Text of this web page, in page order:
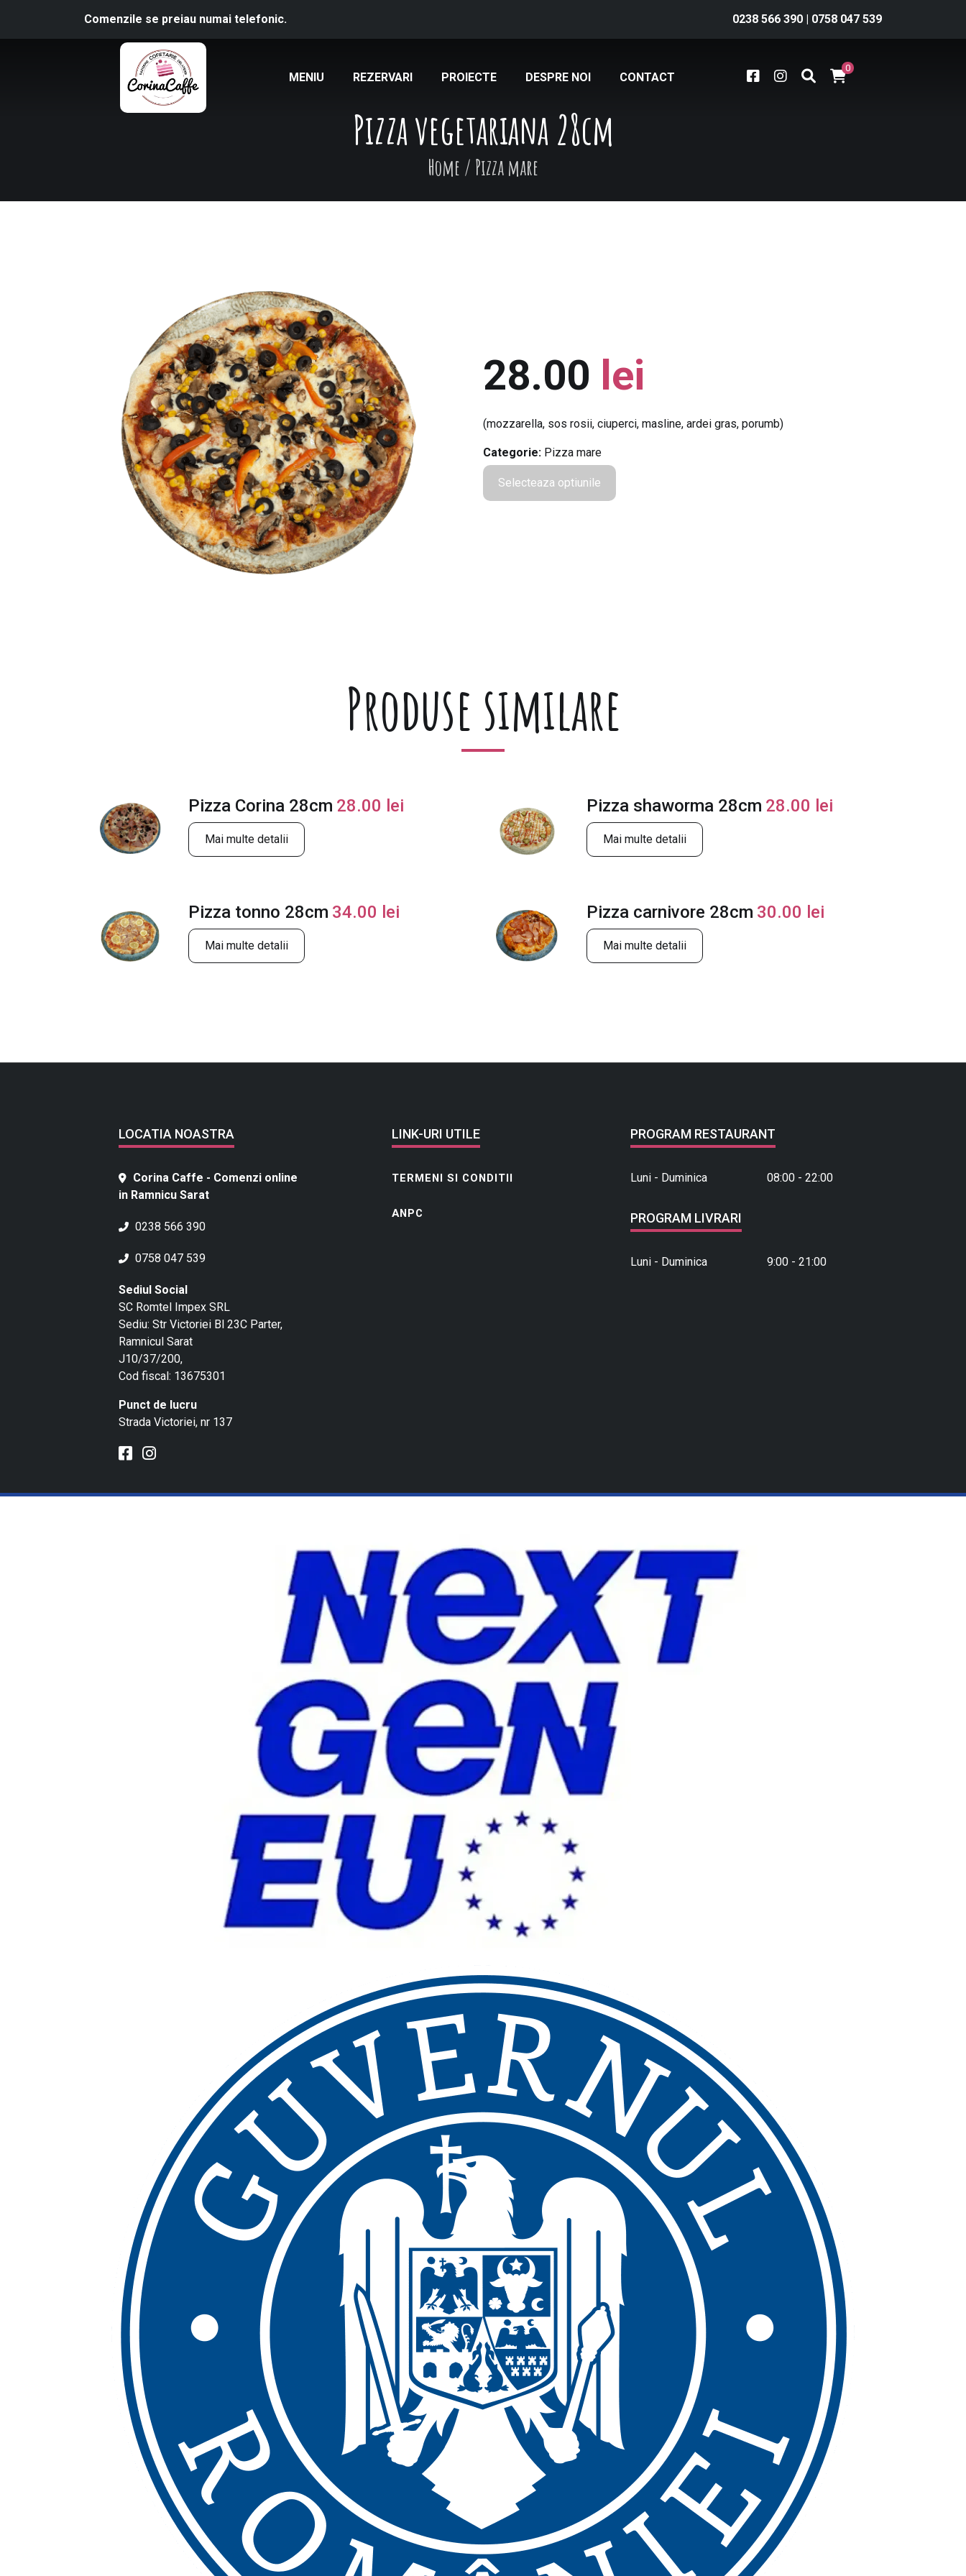
Comenzile se preiau numai telefonic. 0238 566 390 | 0758 047 539
MENIU REZERVARI PROIECTE DESPRE NOI CONTACT
0
Pizza vegetariana 28cm
Home / Pizza mare
28.00 lei
(mozzarella, sos rosii, ciuperci, masline, ardei gras, porumb)
Categorie: Pizza mare
Selecteaza optiunile
Produse similare
Pizza Corina 28cm 28.00 lei
Mai multe detalii
Pizza shaworma 28cm 28.00 lei
Mai multe detalii
Pizza tonno 28cm 34.00 lei
Mai multe detalii
Pizza carnivore 28cm 30.00 lei
Mai multe detalii
LOCATIA NOASTRA
Corina Caffe - Comenzi online
in Ramnicu Sarat
0238 566 390
0758 047 539
Sediul Social
SC Romtel Impex SRL
Sediu: Str Victoriei Bl 23C Parter,
Ramnicul Sarat
J10/37/200,
Cod fiscal: 13675301
Punct de lucru
Strada Victoriei, nr 137
LINK-URI UTILE
TERMENI SI CONDITII
ANPC
PROGRAM RESTAURANT
Luni - Duminica 08:00 - 22:00
PROGRAM LIVRARI
Luni - Duminica 9:00 - 21:00